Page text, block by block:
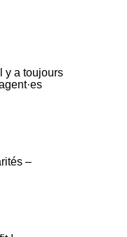
y a toujours
–